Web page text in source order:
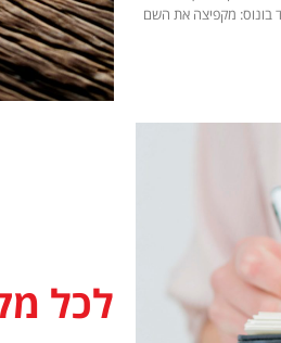
בונוס: מקפיצה את השם
לכל